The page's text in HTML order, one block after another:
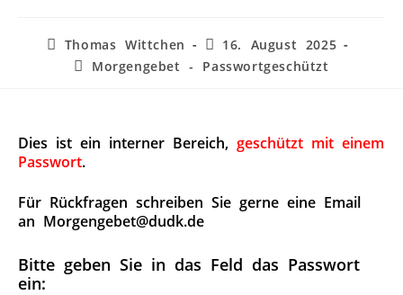
Thomas Wittchen
16. August 2025
Morgengebet - Passwortgeschützt
Dies ist ein interner Bereich, geschützt mit einem
Passwort.
Für Rückfragen schreiben Sie gerne eine Email
an Morgengebet@dudk.de
Bitte geben Sie in das Feld das Passwort
ein: